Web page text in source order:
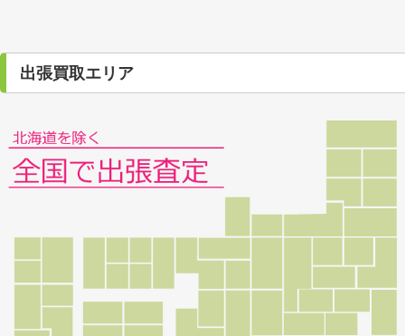
出張買取エリア